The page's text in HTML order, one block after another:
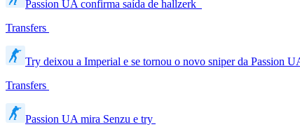
Passion UA confirma saída de hallzerk
Transfers
Try deixou a Imperial e se tornou o novo sniper da Passion
Transfers
Passion UA mira Senzu e try